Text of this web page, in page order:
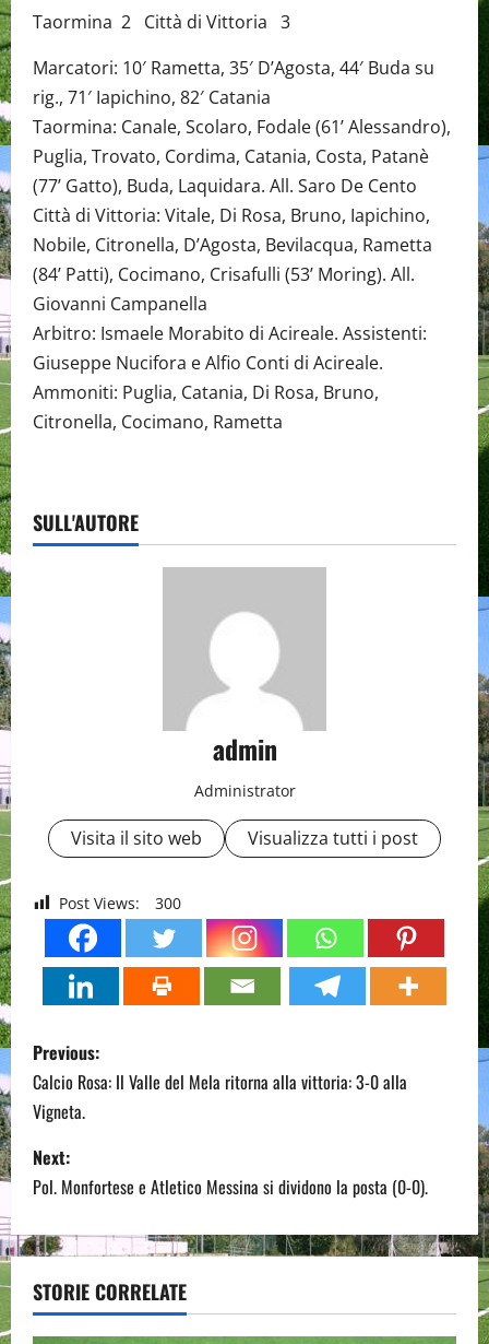
Taormina 2 Città di Vittoria 3
Marcatori: 10′ Rametta, 35′ D’Agosta, 44′ Buda su
rig., 71′ Iapichino, 82′ Catania
Taormina: Canale, Scolaro, Fodale (61’ Alessandro),
Puglia, Trovato, Cordima, Catania, Costa, Patanè
(77’ Gatto), Buda, Laquidara. All. Saro De Cento
Città di Vittoria: Vitale, Di Rosa, Bruno, Iapichino,
Nobile, Citronella, D’Agosta, Bevilacqua, Rametta
(84’ Patti), Cocimano, Crisafulli (53’ Moring). All.
Giovanni Campanella
Arbitro: Ismaele Morabito di Acireale. Assistenti:
Giuseppe Nucifora e Alfio Conti di Acireale.
Ammoniti: Puglia, Catania, Di Rosa, Bruno,
Citronella, Cocimano, Rametta
SULL'AUTORE
admin
Administrator
Visita il sito web Visualizza tutti i post
Post Views: 300
P
o
s
t
n
a
v
Previous:
Calcio Rosa: Il Valle del Mela ritorna alla vittoria: 3-0 alla
Vigneta.
Next:
Pol. Monfortese e Atletico Messina si dividono la posta (0-0).
STORIE CORRELATE